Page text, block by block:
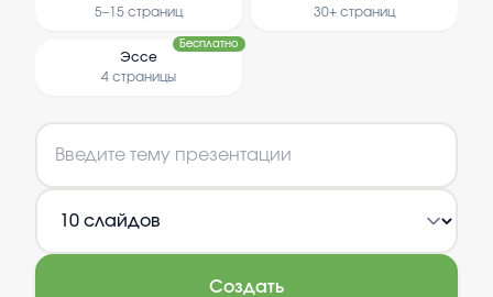
5–15 страниц
30+ страниц
Эссе
4 страницы
Бесплатно
Создать